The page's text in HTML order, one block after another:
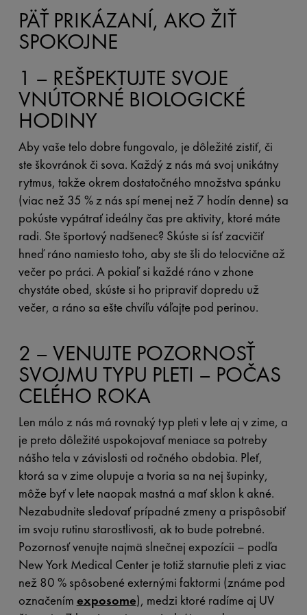
PÄŤ PRIKÁZANÍ, AKO ŽIŤ
SPOKOJNE
1 – REŠPEKTUJTE SVOJE
VNÚTORNÉ BIOLOGICKÉ
HODINY
Aby vaše telo dobre fungovalo, je dôležité zistiť, či
ste škovránok či sova. Každý z nás má svoj unikátny
rytmus, takže okrem dostatočného množstva spánku
(viac než 35 % z nás spí menej než 7 hodín denne) sa
pokúste vypátrať ideálny čas pre aktivity, ktoré máte
radi. Ste športový nadšenec? Skúste si ísť zacvičiť
hneď ráno namiesto toho, aby ste šli do telocvične až
večer po práci. A pokiaľ si každé ráno v zhone
chystáte obed, skúste si ho pripraviť dopredu už
večer, a ráno sa ešte chvíľu váľajte pod perinou.
2 – VENUJTE POZORNOSŤ
SVOJMU TYPU PLETI – POČAS
CELÉHO ROKA
Len málo z nás má rovnaký typ pleti v lete aj v zime, a
je preto dôležité uspokojovať meniace sa potreby
nášho tela v závislosti od ročného obdobia. Pleť,
ktorá sa v zime olupuje a tvoria sa na nej šupinky,
môže byť v lete naopak mastná a mať sklon k akné.
Nezabudnite sledovať prípadné zmeny a prispôsobiť
im svoju rutinu starostlivosti, ak to bude potrebné.
Pozornosť venujte najmä slnečnej expozícii – podľa
New York Medical Center je totiž starnutie pleti z viac
než 80 % spôsobené externými faktormi (známe pod
označením exposome), medzi ktoré radíme aj UV